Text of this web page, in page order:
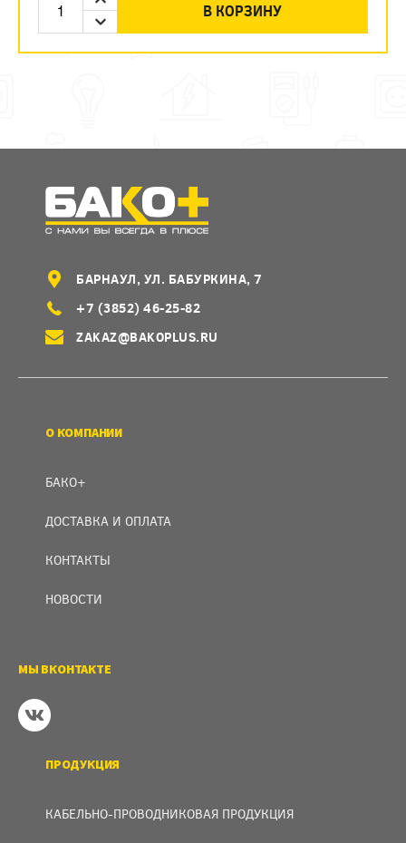
В КОРЗИНУ
БАРНАУЛ, УЛ. БАБУРКИНА, 7
+7 (3852) 46-25-82
ZAKAZ@BAKOPLUS.RU
О КОМПАНИИ
БАКО+
ДОСТАВКА И ОПЛАТА
КОНТАКТЫ
НОВОСТИ
МЫ ВКОНТАКТЕ
ПРОДУКЦИЯ
КАБЕЛЬНО-ПРОВОДНИКОВАЯ ПРОДУКЦИЯ